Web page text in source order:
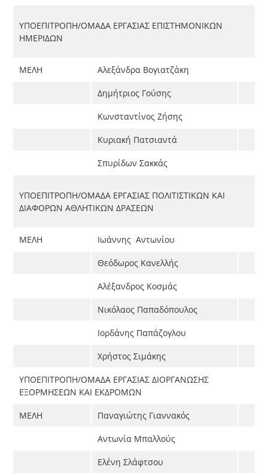
ΥΠΟΕΠΙΤΡΟΠΗ/ΟΜΑΔΑ ΕΡΓΑΣΙΑΣ ΕΠΙΣΤΗΜΟΝΙΚΩΝ
ΗΜΕΡΙΔΩΝ
ΜΕΛΗ Αλεξάνδρα Βογιατζάκη
Δημήτριος Γούσης
Κωνσταντίνος Ζήσης
Κυριακή Πατσιαντά
Σπυρίδων Σακκάς
ΥΠΟΕΠΙΤΡΟΠΗ/ΟΜΑΔΑ ΕΡΓΑΣΙΑΣ ΠΟΛΙΤΙΣΤΙΚΩΝ ΚΑΙ
ΔΙΑΦΟΡΩΝ ΑΘΛΗΤΙΚΩΝ ΔΡΑΣΕΩΝ
ΜΕΛΗ Ιωάννης Αντωνίου
Θεόδωρος Κανελλής
Αλέξανδρος Κοσμάς
Νικόλαος Παπαδόπουλος
Ιορδάνης Παπάζογλου
Χρήστος Σιμάκης
ΥΠΟΕΠΙΤΡΟΠΗ/ΟΜΑΔΑ ΕΡΓΑΣΙΑΣ ΔΙΟΡΓΑΝΩΣΗΣ
ΕΞΟΡΜΗΣΕΩΝ ΚΑΙ ΕΚΔΡΟΜΩΝ
ΜΕΛΗ Παναγιώτης Γιαννακός
Αντωνία Μπαλλούς
Ελένη Σλάφτσου